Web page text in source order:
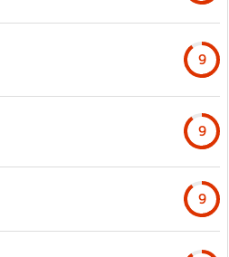
9
9
9